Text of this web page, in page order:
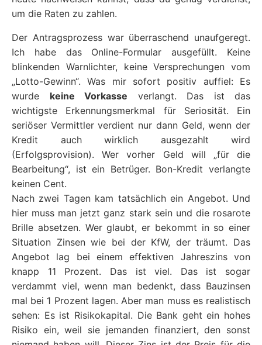
um die Raten zu zahlen.
Der Antragsprozess war überraschend unaufgeregt.
Ich habe das Online-Formular ausgefüllt. Keine
blinkenden Warnlichter, keine Versprechungen vom
„Lotto-Gewinn“. Was mir sofort positiv auffiel: Es
wurde keine Vorkasse verlangt. Das ist das
wichtigste Erkennungsmerkmal für Seriosität. Ein
seriöser Vermittler verdient nur dann Geld, wenn der
Kredit auch wirklich ausgezahlt wird
(Erfolgsprovision). Wer vorher Geld will „für die
Bearbeitung“, ist ein Betrüger. Bon-Kredit verlangte
keinen Cent.
Nach zwei Tagen kam tatsächlich ein Angebot. Und
hier muss man jetzt ganz stark sein und die rosarote
Brille absetzen. Wer glaubt, er bekommt in so einer
Situation Zinsen wie bei der KfW, der träumt. Das
Angebot lag bei einem effektiven Jahreszins von
knapp 11 Prozent. Das ist viel. Das ist sogar
verdammt viel, wenn man bedenkt, dass Bauzinsen
mal bei 1 Prozent lagen. Aber man muss es realistisch
sehen: Es ist Risikokapital. Die Bank geht ein hohes
Risiko ein, weil sie jemanden finanziert, den sonst